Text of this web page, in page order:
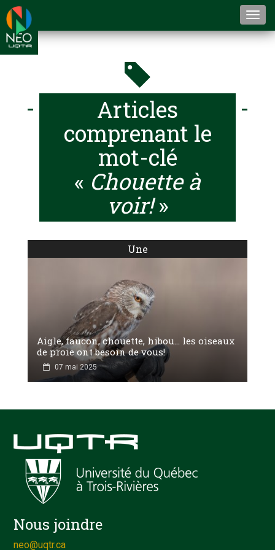
Articles
comprenant le
mot-clé
« Chouette à
voir!»
Une
Aigle, faucon, chouette, hibou… les oiseaux
de proie ont besoin de vous!
07 mai 2025
Nous joindre
neo@uqtr.ca